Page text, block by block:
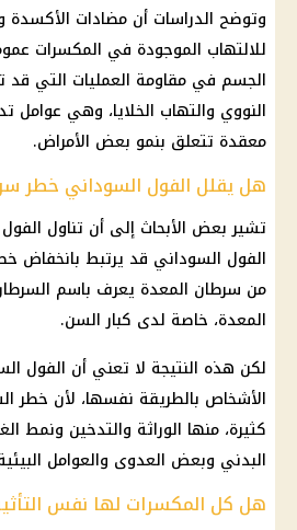
وتوضح الدراسات أن مضادات الأكسدة
للالتهاب الموجودة في المكسرات
الجسم في مقاومة العمليات التي قد
النووي والتهاب الخلايا، وهي
معقدة تتعلق بنمو بعض الأمراض.
هل يقلل الفول السوداني خطر
تشير بعض الأبحاث إلى أن تناول
الفول السوداني قد يرتبط بانخفاض
من سرطان المعدة يعرف باسم
المعدة، خاصة لدى كبار السن.
لكن هذه النتيجة لا تعني أن الفول
الأشخاص بالطريقة نفسها، لأن خطر
كثيرة، منها الوراثة والتدخين ونمط
البدني وبعض العدوى والعوامل
هل كل المكسرات لها نفس